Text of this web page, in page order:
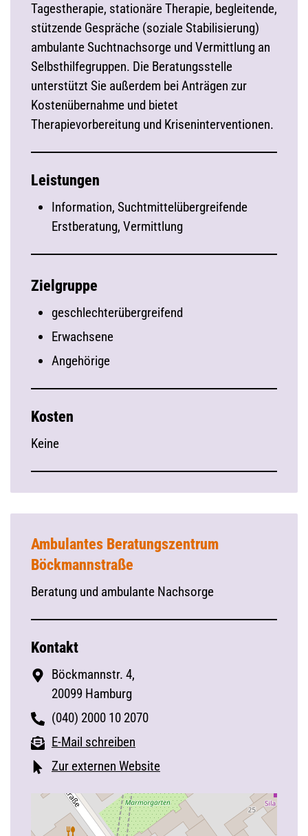
Tagestherapie, stationäre Therapie, begleitende,
stützende Gespräche (soziale Stabilisierung)
ambulante Suchtnachsorge und Vermittlung an
Selbsthilfegruppen. Die Beratungsstelle
unterstützt Sie außerdem bei Anträgen zur
Kostenübernahme und bietet
Therapievorbereitung und Kriseninterventionen.
Leistungen
Information, Suchtmittelübergreifende
Erstberatung, Vermittlung
Zielgruppe
geschlechterübergreifend
Erwachsene
Angehörige
Kosten
Keine
Ambulantes Beratungszentrum
Böckmannstraße
Beratung und ambulante Nachsorge
Kontakt
Böckmannstr. 4,
20099 Hamburg
(040) 2000 10 2070
E-Mail schreiben
Zur externen Website